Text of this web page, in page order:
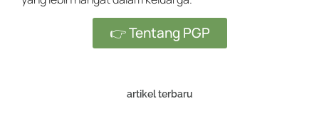
👉 Tentang PGP
artikel terbaru